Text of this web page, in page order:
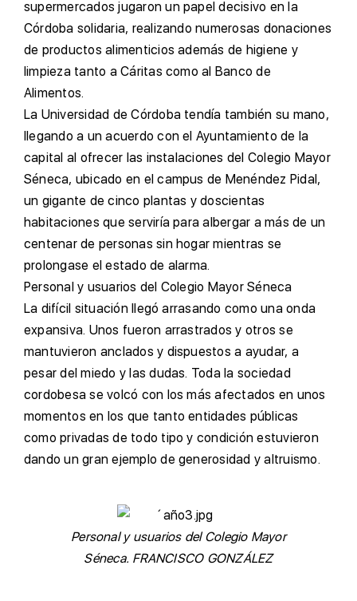
supermercados jugaron un papel decisivo en la
Córdoba solidaria, realizando numerosas donaciones
de productos alimenticios además de higiene y
limpieza tanto a Cáritas como al Banco de
Alimentos.
La Universidad de Córdoba tendía también su mano,
llegando a un acuerdo con el Ayuntamiento de la
capital al ofrecer las instalaciones del Colegio Mayor
Séneca, ubicado en el campus de Menéndez Pidal,
un gigante de cinco plantas y doscientas
habitaciones que serviría para albergar a más de un
centenar de personas sin hogar mientras se
prolongase el estado de alarma.
Personal y usuarios del Colegio Mayor Séneca
La difícil situación llegó arrasando como una onda
expansiva. Unos fueron arrastrados y otros se
mantuvieron anclados y dispuestos a ayudar, a
pesar del miedo y las dudas. Toda la sociedad
cordobesa se volcó con los más afectados en unos
momentos en los que tanto entidades públicas
como privadas de todo tipo y condición estuvieron
dando un gran ejemplo de generosidad y altruismo.
Personal y usuarios del Colegio Mayor
Séneca. FRANCISCO GONZÁLEZ